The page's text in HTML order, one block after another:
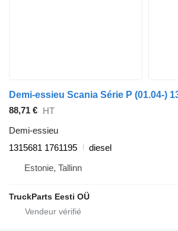
88,71 € HT
Demi-essieu
1315681 1761195
diesel
Estonie, Tallinn
TruckParts Eesti OÜ